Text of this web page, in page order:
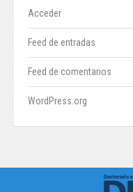
Acceder
Feed de entradas
Feed de comentarios
WordPress.org